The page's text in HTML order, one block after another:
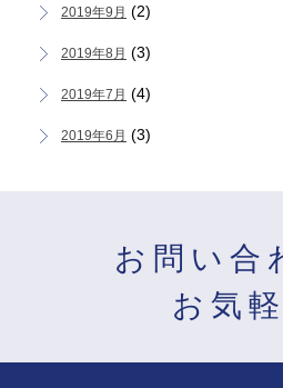
2019年9月 (2)
2019年8月 (3)
2019年7月 (4)
2019年6月 (3)
お問い合
お気